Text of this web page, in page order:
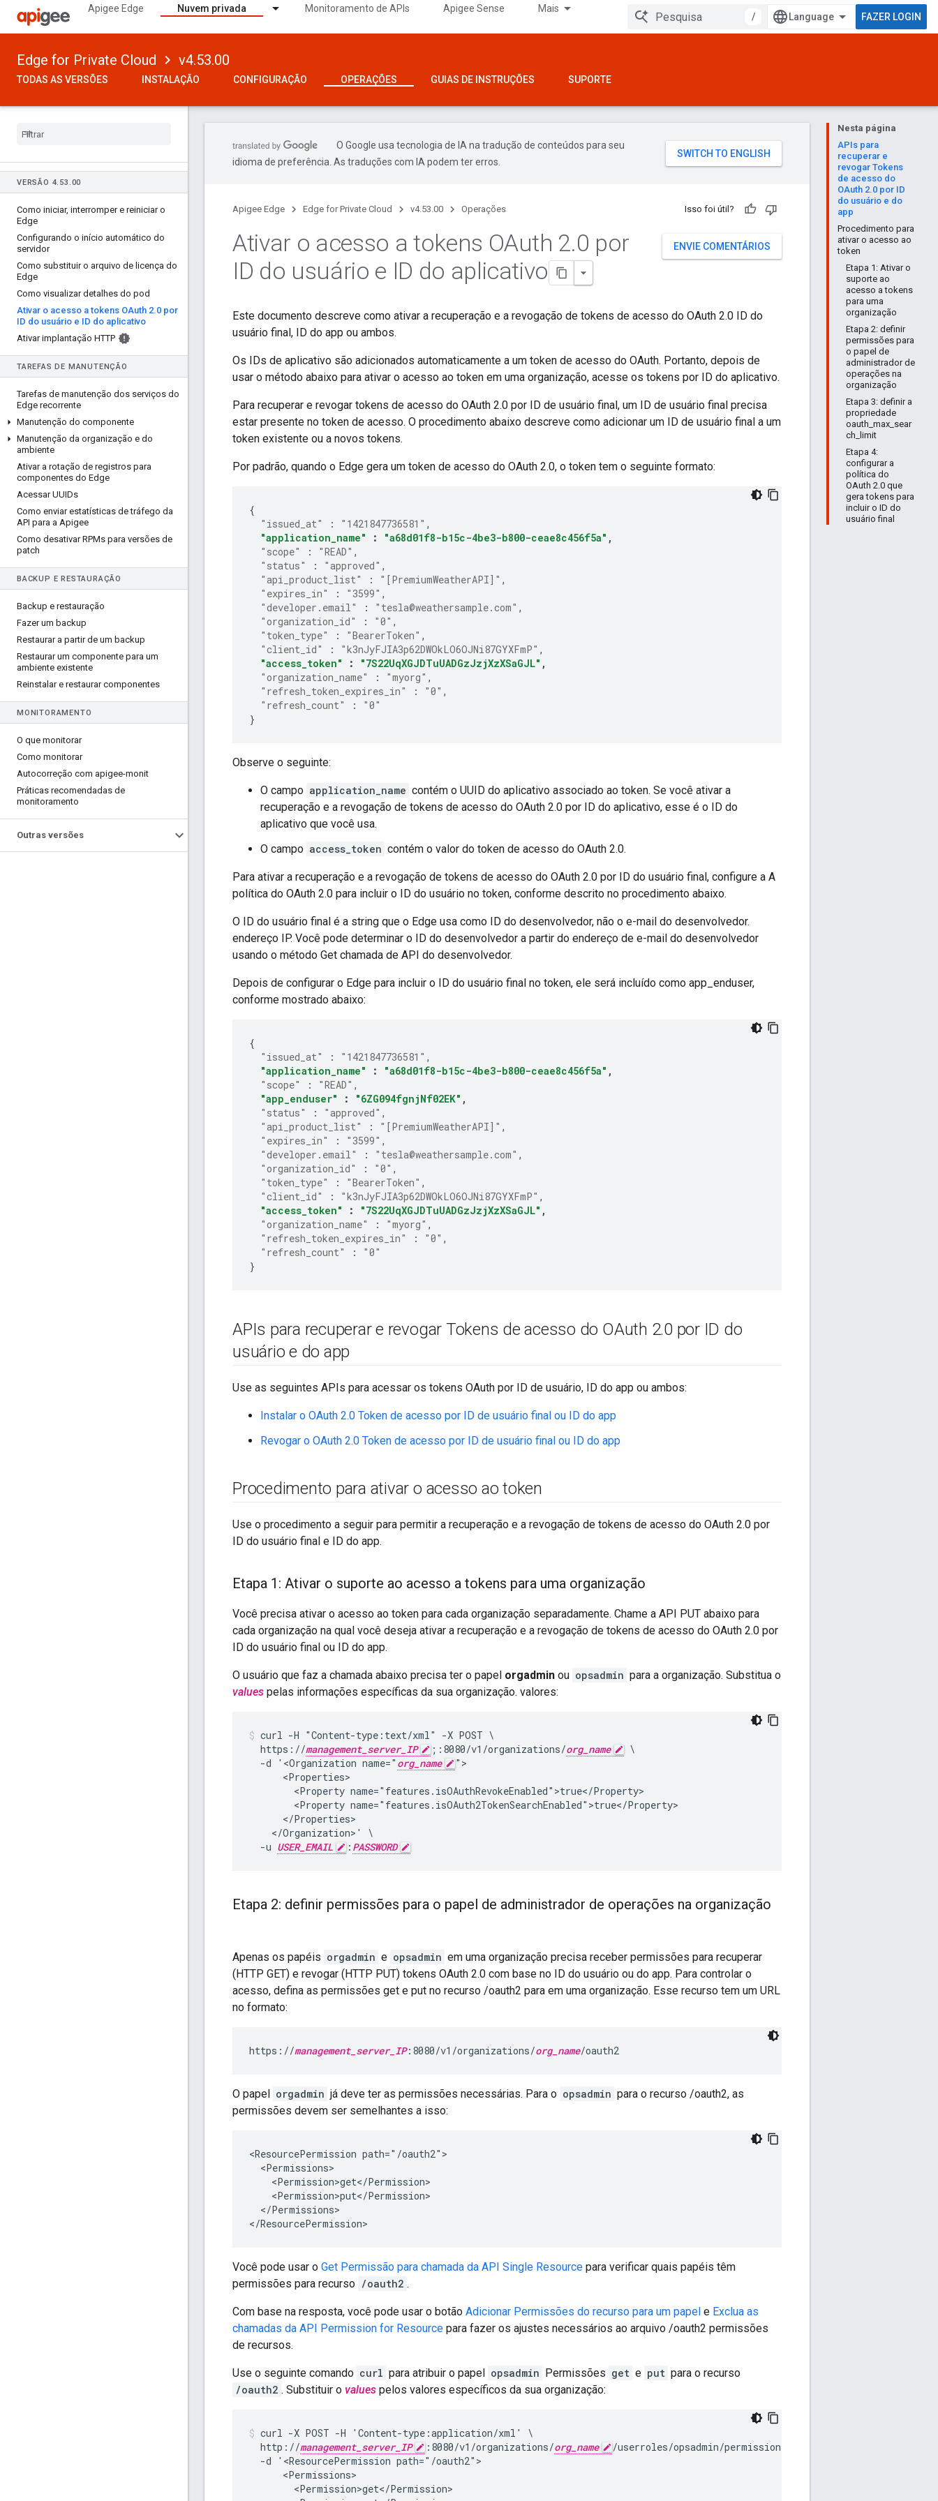
Apigee Edge Nuvem privada Monitoramento de APIs Apigee Sense Mais
/ FAZER LOGIN
Edge for Private Cloud v4.53.00
TODAS AS VERSÕES INSTALAÇÃO CONFIGURAÇÃO OPERAÇÕES GUIAS DE INSTRUÇÕES SUPORTE
VERSÃO 4. 53 .00
Como iniciar, interromper e reiniciar o
Edge
Configurando o início automático do
servidor
Como substituir o arquivo de licença do
Edge
Como visualizar detalhes do pod
Ativar o acesso a tokens OAuth 2.0 por
ID do usuário e ID do aplicativo
Ativar implantação HTTP
TAREFAS DE MANUTENÇÃO
Tarefas de manutenção dos serviços do
Edge recorrente
Manutenção do componente
Manutenção da organização e do
ambiente
Ativar a rotação de registros para
componentes do Edge
Acessar UUIDs
Como enviar estatísticas de tráfego da
API para a Apigee
Como desativar RPMs para versões de
patch
BACKUP E RESTAURAÇÃO
Backup e restauração
Fazer um backup
Restaurar a partir de um backup
Restaurar um componente para um
ambiente existente
Reinstalar e restaurar componentes
MONITORAMENTO
O que monitorar
Como monitorar
Autocorreção com apigee-monit
Práticas recomendadas de
monitoramento
Outras versões
Nesta página
APIs para
recuperar e
revogar Tokens
de acesso do
OAuth 2.0 por ID
do usuário e do
app
Procedimento para
ativar o acesso ao
token
Etapa 1: Ativar o
suporte ao
acesso a tokens
para uma
organização
Etapa 2: definir
permissões para
o papel de
administrador de
operações na
organização
Etapa 3: definir a
propriedade
oauth_max_sear
ch_limit
Etapa 4:
configurar a
política do
OAuth 2.0 que
gera tokens para
incluir o ID do
usuário final
O Google usa tecnologia de IA na tradução de conteúdos para seu
idioma de preferência. As traduções com IA podem ter erros.
Apigee Edge Edge for Private Cloud v4.53.00 Operações Isso foi útil?
ENVIE COMENTÁRIOS
Ativar o acesso a tokens OAuth 2.0 por
ID do usuário e ID do aplicativo
Este documento descreve como ativar a recuperação e a revogação de tokens de acesso do OAuth 2.0 ID do
usuário final, ID do app ou ambos.
Os IDs de aplicativo são adicionados automaticamente a um token de acesso do OAuth. Portanto, depois de
usar o método abaixo para ativar o acesso ao token em uma organização, acesse os tokens por ID do aplicativo.
Para recuperar e revogar tokens de acesso do OAuth 2.0 por ID de usuário final, um ID de usuário final precisa
estar presente no token de acesso. O procedimento abaixo descreve como adicionar um ID de usuário final a um
token existente ou a novos tokens.
Por padrão, quando o Edge gera um token de acesso do OAuth 2.0, o token tem o seguinte formato:
{
"issued_at"
: "1421847736581" ,
"application_name"
: "a68d01f8-b15c-4be3-b800-ceae8c456f5a" ,
"scope"
: "READ" ,
"status"
: "approved" ,
"api_product_list"
: "[PremiumWeatherAPI]" ,
"expires_in"
: "3599" ,
"developer.email"
: "tesla@weathersample.com" ,
"organization_id"
: "0" ,
"token_type"
: "BearerToken" ,
"client_id"
: "k3nJyFJIA3p62DWOkLO6OJNi87GYXFmP" ,
"access_token"
: "7S22UqXGJDTuUADGzJzjXzXSaGJL" ,
"organization_name"
: "myorg" ,
"refresh_token_expires_in"
: "0" ,
"refresh_count"
:
"0"
}
Observe o seguinte:
O campo application_name contém o UUID do aplicativo associado ao token. Se você ativar a
recuperação e a revogação de tokens de acesso do OAuth 2.0 por ID do aplicativo, esse é o ID do
aplicativo que você usa.
O campo access_token contém o valor do token de acesso do OAuth 2.0.
Para ativar a recuperação e a revogação de tokens de acesso do OAuth 2.0 por ID do usuário final, configure a A
política do OAuth 2.0 para incluir o ID do usuário no token, conforme descrito no procedimento abaixo.
O ID do usuário final é a string que o Edge usa como ID do desenvolvedor, não o e-mail do desenvolvedor.
endereço IP. Você pode determinar o ID do desenvolvedor a partir do endereço de e-mail do desenvolvedor
usando o método Get chamada de API do desenvolvedor.
Depois de configurar o Edge para incluir o ID do usuário final no token, ele será incluído como app_enduser,
conforme mostrado abaixo:
{
"issued_at"
: "1421847736581" ,
"application_name"
: "a68d01f8-b15c-4be3-b800-ceae8c456f5a" ,
"scope"
: "READ" ,
"app_enduser"
: "6ZG094fgnjNf02EK" ,
"status"
: "approved" ,
"api_product_list"
: "[PremiumWeatherAPI]" ,
"expires_in"
: "3599" ,
"developer.email"
: "tesla@weathersample.com" ,
"organization_id"
: "0" ,
"token_type"
: "BearerToken" ,
"client_id"
: "k3nJyFJIA3p62DWOkLO6OJNi87GYXFmP" ,
"access_token"
: "7S22UqXGJDTuUADGzJzjXzXSaGJL" ,
"organization_name"
: "myorg" ,
"refresh_token_expires_in"
: "0" ,
"refresh_count"
:
"0"
}
APIs para recuperar e revogar Tokens de acesso do OAuth 2.0 por ID do
usuário e do app
Use as seguintes APIs para acessar os tokens OAuth por ID de usuário, ID do app ou ambos:
Instalar o OAuth 2.0 Token de acesso por ID de usuário final ou ID do app
Revogar o OAuth 2.0 Token de acesso por ID de usuário final ou ID do app
Procedimento para ativar o acesso ao token
Use o procedimento a seguir para permitir a recuperação e a revogação de tokens de acesso do OAuth 2.0 por
ID do usuário final e ID do app.
Etapa 1: Ativar o suporte ao acesso a tokens para uma organização
Você precisa ativar o acesso ao token para cada organização separadamente. Chame a API PUT abaixo para
cada organização na qual você deseja ativar a recuperação e a revogação de tokens de acesso do OAuth 2.0 por
ID do usuário final ou ID do app.
O usuário que faz a chamada abaixo precisa ter o papel orgadmin ou opsadmin para a organização. Substitua o
values pelas informações específicas da sua organização. valores:
curl -H "Content-type:text/xml" -X POST \
  https://
management_server_IP ;:8080/v1/organizations/org_name
\
  -d '<Organization name="
org_name
">
      <Properties>
        <Property name="features.isOAuthRevokeEnabled">true</Property>
        <Property name="features.isOAuth2TokenSearchEnabled">true</Property>
      </Properties>
    </Organization>' \
  -u
USER_EMAIL : PASSWORD
Etapa 2: definir permissões para o papel de administrador de operações na organização
Apenas os papéis orgadmin e opsadmin em uma organização precisa receber permissões para recuperar
(HTTP GET) e revogar (HTTP PUT) tokens OAuth 2.0 com base no ID do usuário ou do app. Para controlar o
acesso, defina as permissões get e put no recurso /oauth2 para em uma organização. Esse recurso tem um URL
no formato:
https://management_server_IP:8080/v1/organizations/org_name/oauth2
O papel orgadmin já deve ter as permissões necessárias. Para o opsadmin para o recurso /oauth2, as
permissões devem ser semelhantes a isso:
<ResourcePermission path="/oauth2">
  <Permissions>
    <Permission>get</Permission>
    <Permission>put</Permission>
  </Permissions>
</ResourcePermission>
Você pode usar o Get Permissão para chamada da API Single Resource para verificar quais papéis têm
permissões para recurso /oauth2 .
Com base na resposta, você pode usar o botão Adicionar Permissões do recurso para um papel e Exclua as
chamadas da API Permission for Resource para fazer os ajustes necessários ao arquivo /oauth2 permissões
de recursos.
Use o seguinte comando curl para atribuir o papel opsadmin Permissões get e put para o recurso
/oauth2 . Substituir o values pelos valores específicos da sua organização:
curl -X POST -H 'Content-type:application/xml' \
  http://
management_server_IP :8080/v1/organizations/org_name
/userroles/opsadmin/permissions \
  -d '<ResourcePermission path="/oauth2">
      <Permissions>
        <Permission>get</Permission>